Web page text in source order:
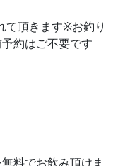
て頂きます※お釣り
約はご不要です
料でお飲み頂けま